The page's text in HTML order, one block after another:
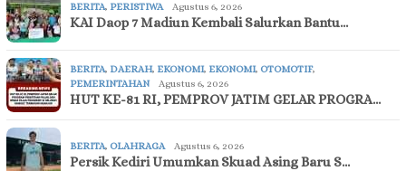
BERITA, PERISTIWA Agustus 6, 2026
KAI Daop 7 Madiun Kembali Salurkan Bantu…
BERITA, DAERAH, EKONOMI, EKONOMI, OTOMOTIF,
PEMERINTAHAN
Agustus 6, 2026
HUT KE-81 RI, PEMPROV JATIM GELAR PROGRA…
BERITA, OLAHRAGA Agustus 6, 2026
Persik Kediri Umumkan Skuad Asing Baru S…